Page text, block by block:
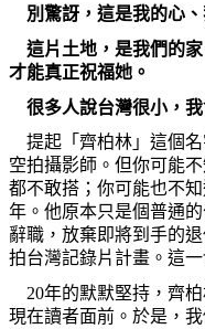
別驚訝，這是我的心、
這片土地，是我們的家
才能真正祝福她。
很多人說台灣很小，我
提起「齊柏林」這個名
空拍攝影師。但你可能
都不敢搭；你可能也不
年。他原本只是個普通
辭職，放棄即將到手的
拍台灣記錄片計畫。這
20年的默默堅持，齊
現在讀者面前。於是，